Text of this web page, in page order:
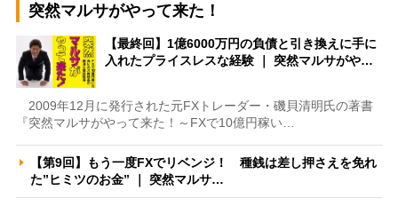
突然マルサがやって来た！
【最終回】1億6000万円の負債と引き換えに手に
入れたプライスレスな経験 ｜ 突然マルサがや…
2009年12月に発行された元FXトレーダー・磯貝清明氏の著書
『突然マルサがやって来た！～FXで10億円稼い…
【第9回】もう一度FXでリベンジ！ 種銭は差し押さえを免れ
た”ヒミツのお金” ｜ 突然マルサ…